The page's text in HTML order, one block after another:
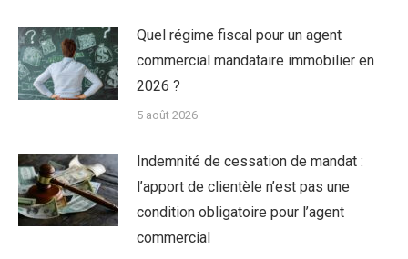
Quel régime fiscal pour un agent
commercial mandataire immobilier en
2026 ?
5 août 2026
Indemnité de cessation de mandat :
l’apport de clientèle n’est pas une
condition obligatoire pour l’agent
commercial